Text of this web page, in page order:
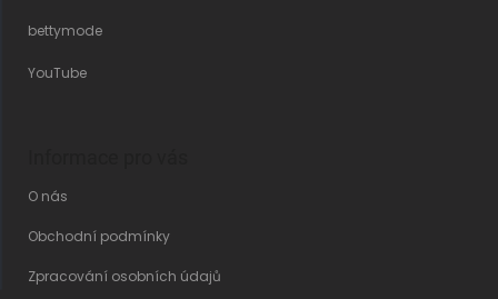
bettymode
YouTube
O nás
Obchodní podmínky
Zpracování osobních údajů